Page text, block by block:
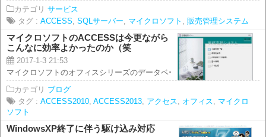
カテゴリ サービス
タグ : ACCESS, SQLサーバー, マイクロソフト , 販売管理システム
マイクロソフトのACCESSは今更ながら
こんなに効率よかったのか（笑
2017-1-3 21:53
マイクロソフトのオフィスシリーズのデータベースソフトのACCESS(ア
カテゴリ ブログ
タグ : ACCESS2010, ACCESS2013, アクセス, オフィス, マイクロ
ソフト
WindowsXP終了に伴う駆け込み対応